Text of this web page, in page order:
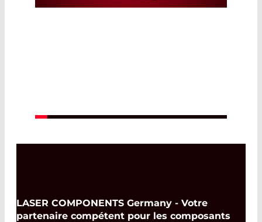
LASER COMPONENTS Germany - Votre
partenaire compétent pour les composants